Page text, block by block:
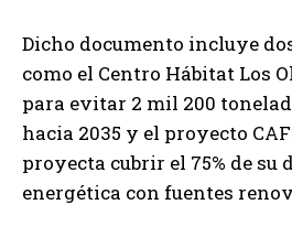
Dicho documento incluye
como el Centro Hábitat Los
para evitar 2 mil 200
hacia 2035 y el proyecto
proyecta cubrir el 75% de su
energética con fuentes